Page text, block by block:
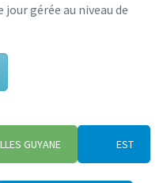
gérée au niveau de
GUYANE EST